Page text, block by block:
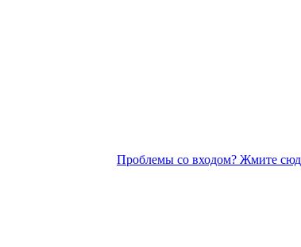
Проблемы со входом? Жмите